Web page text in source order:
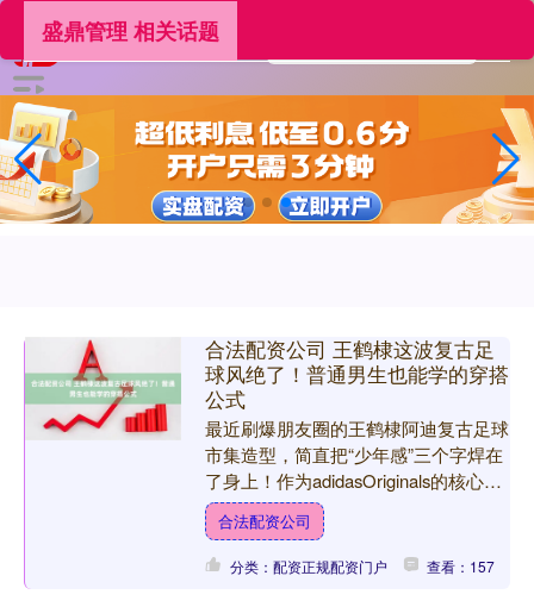
盛鼎管理 相关话题
合法配资公司 王鹤棣这波复古足
球风绝了！普通男生也能学的穿搭
公式
最近刷爆朋友圈的王鹤棣阿迪复古足球
市集造型，简直把“少年感”三个字焊在
了身上！作为adidasOriginals的核心代
言人，他在上海新天地喇格纳小学旧址
的活动....
合法配资公司
分类：配资正规配资门户 查看：157